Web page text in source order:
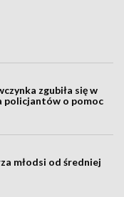
zgubiła się w
policjantów o pomoc
młodsi od średniej